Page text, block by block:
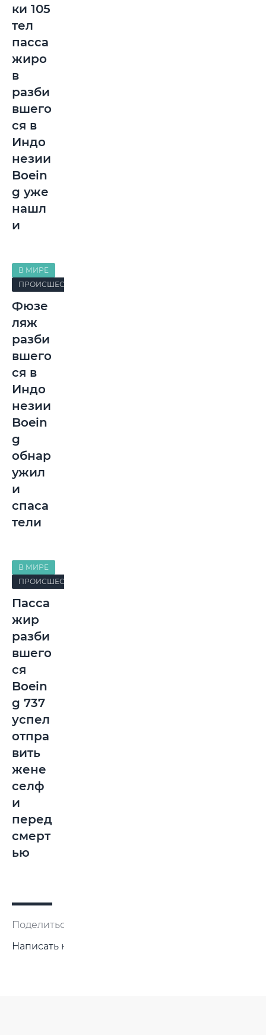
ки 105
тел
пасса
жиро
в
разби
вшего
ся в
Индо
незии
Boein
g уже
нашл
и
В МИРЕ
ПРОИСШЕСТВИЯ
Фюзе
ляж
разби
вшего
ся в
Индо
незии
Boein
g
обнар
ужил
и
спаса
тели
В МИРЕ
ПРОИСШЕСТВИЯ
Пасса
жир
разби
вшего
ся
Boein
g 737
успел
отпра
вить
жене
селф
и
перед
смерт
ью
Поделиться:
Написать нам